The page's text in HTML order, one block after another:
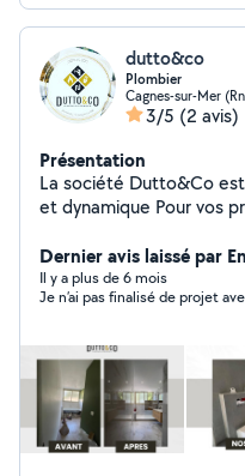
dutto&co
Plombier
Cagnes-sur-Mer
3/5 (2 avis)
Présentation
La société Dutto&Co
et dynamique Pour vos projets de plomberie, de
Dernier avis laissé par
Il y a plus de 6 mois
Je n’ai pas finalisé de projet